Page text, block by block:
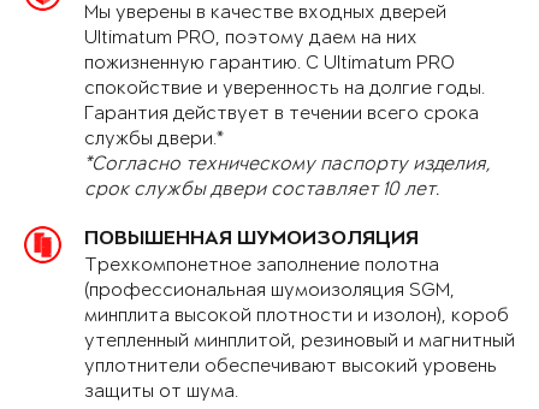
Мы уверены в качестве входных дверей
Ultimatum PRO, поэтому даем на них
пожизненную гарантию. С Ultimatum PRO
спокойствие и уверенность на долгие годы.
Гарантия действует в течении всего срока
службы двери.*
*Согласно техническому паспорту изделия,
срок службы двери составляет 10 лет.
ПОВЫШЕННАЯ ШУМОИЗОЛЯЦИЯ
Трехкомпонетное заполнение полотна
(профессиональная шумоизоляция SGM,
минплита высокой плотности и изолон), короб
утепленный минплитой, резиновый и магнитный
уплотнители обеспечивают высокий уровень
защиты от шума.